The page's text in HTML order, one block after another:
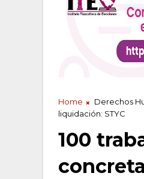
Home Derechos
liquidación: STYC
100